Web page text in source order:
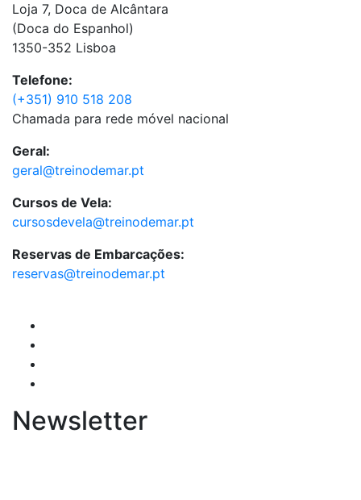
Loja 7, Doca de Alcântara
(Doca do Espanhol)
1350-352 Lisboa
Telefone:
(+351) 910 518 208
Chamada para rede móvel nacional
Geral:
geral@treinodemar.pt
Cursos de Vela:
cursosdevela@treinodemar.pt
Reservas de Embarcações:
reservas@treinodemar.pt
Newsletter